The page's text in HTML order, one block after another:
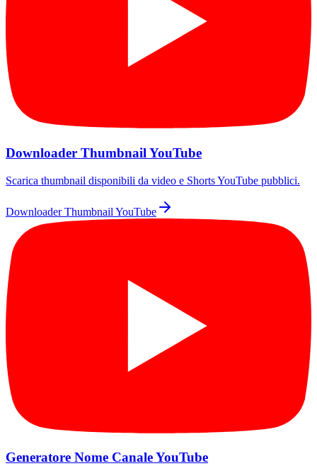
Downloader Thumbnail YouTube
Scarica thumbnail disponibili da video e Shorts YouTube pubblici.
Downloader Thumbnail YouTube
Generatore Nome Canale YouTube